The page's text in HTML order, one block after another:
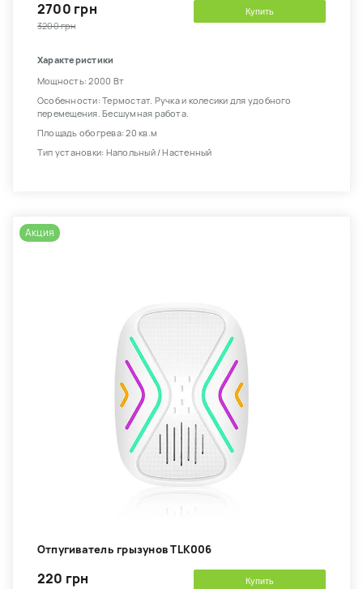
2700 грн
3200 грн
Купить
Характеристики
Мощность: 2000 Вт
Особенности: Термостат. Ручка и колесики для удобного
перемещения. Бесшумная работа.
Площадь обогрева: 20 кв.м
Тип установки: Напольный / Настенный
Акция
Отпугиватель грызунов TLK006
220 грн Купить